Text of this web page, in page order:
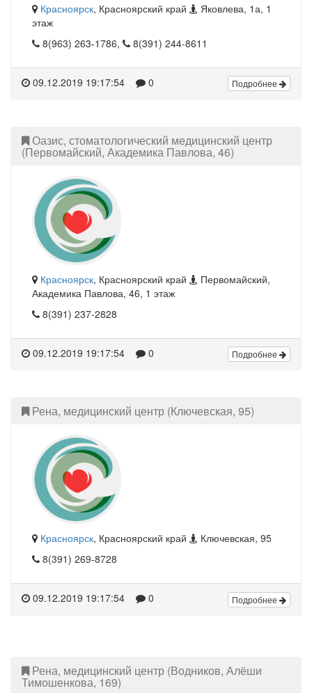
Красноярск, Красноярский край
Яковлева, 1а, 1
этаж
8(963) 263-1786,
8(391) 244-8611
09.12.2019 19:17:54 0 Подробнее
Оазис, стоматологический медицинский центр
(Первомайский, Академика Павлова, 46)
Красноярск, Красноярский край
Первомайский,
Академика Павлова, 46, 1 этаж
8(391) 237-2828
09.12.2019 19:17:54 0 Подробнее
Рена, медицинский центр (Ключевская, 95)
Красноярск, Красноярский край
Ключевская, 95
8(391) 269-8728
09.12.2019 19:17:54 0 Подробнее
Рена, медицинский центр (Водников, Алёши
Тимошенкова, 169)